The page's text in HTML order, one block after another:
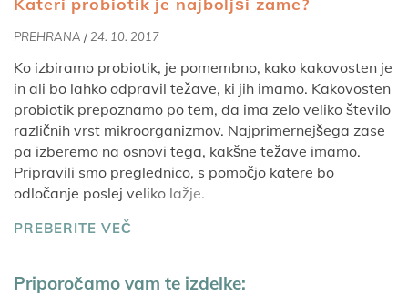
PREHRANA / 24. 10. 2017
Ko izbiramo probiotik, je pomembno, kako kakovosten je
in ali bo lahko odpravil težave, ki jih imamo. Kakovosten
probiotik prepoznamo po tem, da ima zelo veliko število
različnih vrst mikroorganizmov. Najprimernejšega zase
pa izberemo na osnovi tega, kakšne težave imamo.
Pripravili smo preglednico, s pomočjo katere bo
odločanje poslej veliko lažje.
PREBERITE VEČ
Priporočamo vam te izdelke: